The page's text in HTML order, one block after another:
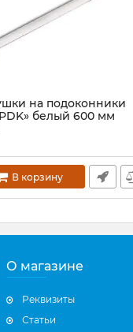
на подоконники
белый 600 мм
В корзину
О магазине
Реквизиты
Статьи